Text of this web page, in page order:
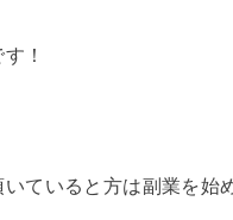
！
ていると方は副業を始